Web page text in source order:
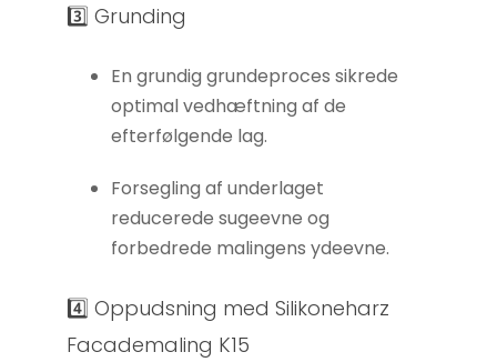
3️⃣ Grunding
En grundig grundeproces sikrede
optimal vedhæftning af de
efterfølgende lag.
Forsegling af underlaget
reducerede sugeevne og
forbedrede malingens ydeevne.
4️⃣ Oppudsning med Silikoneharz
Facademaling K15